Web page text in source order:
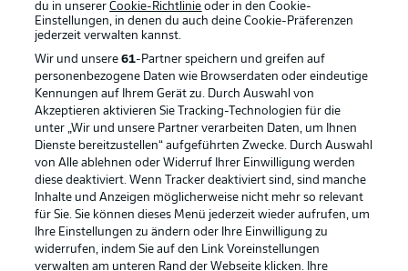
0:29
Technisch stark!
Luftduell
Fukuda steigt gegen Holland zum Kopfball hoch.
© IMAGO/Eibner-Pressefoto/Jan Prihoda
25' Schwacher Versuch
Wanitzek bedient Ben Farhat, der Angreifer schließt
zentral aus 24 Metern ab. Sein Schuss birgt jedoch
keinerlei Torgefahr und fliegt meterweit rechts am
du in unsererCookie-Richtlinie oder in den Cookie-
Einstellungen, in denen du auch deine Cookie-Präferenzen
jederzeit verwalten kannst.
Wir und unsere61-Partner speichern und greifen auf
personenbezogene Daten wie Browserdaten oder eindeutige
Kennungen auf Ihrem Gerät zu. Durch Auswahl von
Akzeptieren aktivieren Sie Tracking-Technologien für die
unter „Wir und unsere Partner verarbeiten Daten, um Ihnen
Dienste bereitzustellen“ aufgeführten Zwecke. Durch Auswahl
von Alle ablehnen oder Widerruf Ihrer Einwilligung werden
diese deaktiviert. Wenn Tracker deaktiviert sind, sind manche
Inhalte und Anzeigen möglicherweise nicht mehr so relevant
für Sie. Sie können dieses Menü jederzeit wieder aufrufen, um
Ihre Einstellungen zu ändern oder Ihre Einwilligung zu
widerrufen, indem Sie auf den Link Voreinstellungen
verwalten am unteren Rand der Webseite klicken. Ihre